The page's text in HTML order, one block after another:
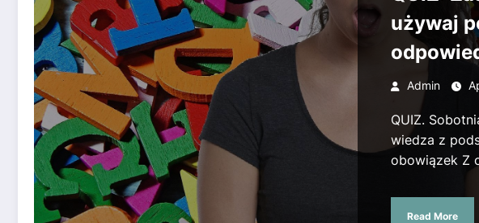
używaj
Express
pisowni.
Admin
QUIZ.
wiedza z
obowiązek Z
Read More